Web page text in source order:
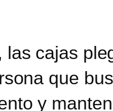
las cajas
que
y